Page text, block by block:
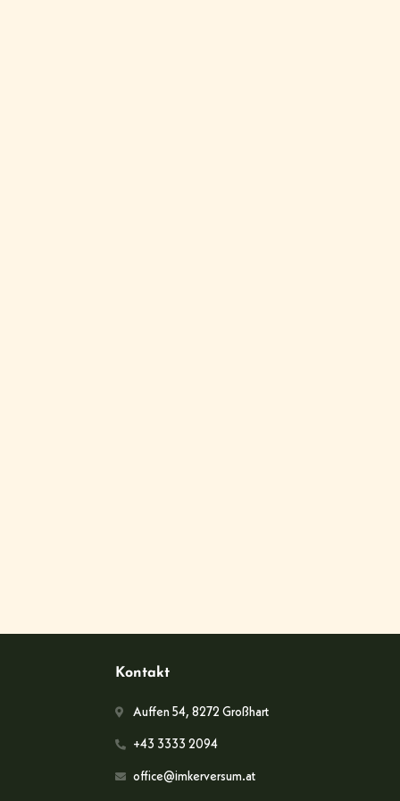
Kontakt
Auffen 54, 8272 Großhart
+43 3333 2094
office@imkerversum.at